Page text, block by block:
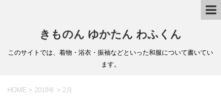
きものん ゆかたん わふくん
このサイトでは、着物・浴衣・振袖などといった和服について書いてい
ます。
HOME > 2018年 > 2月